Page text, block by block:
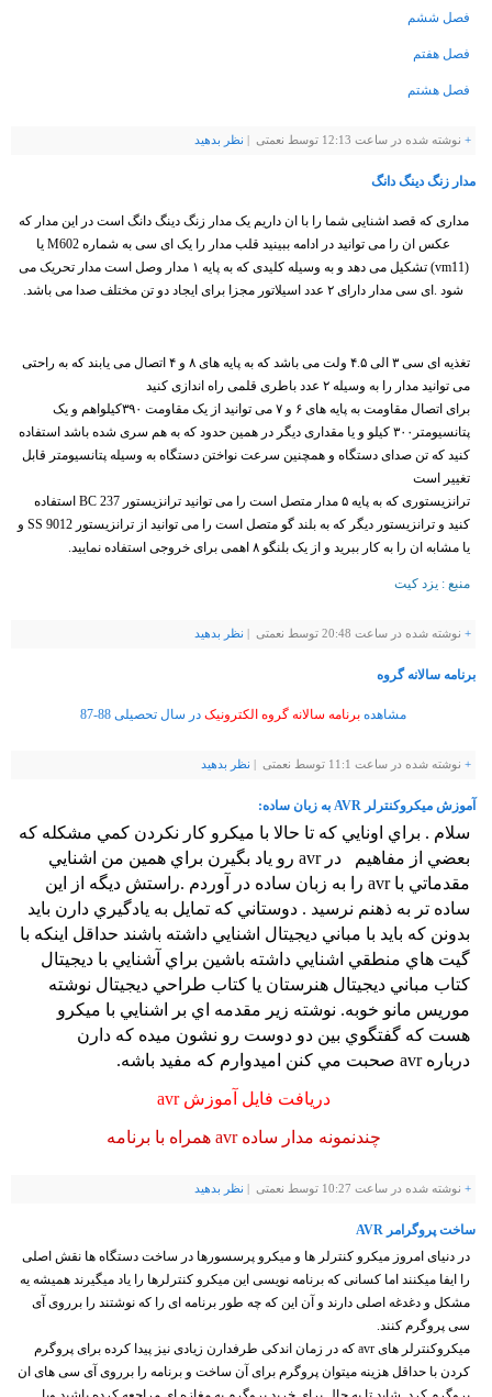
فصل ششم
فصل هفتم
فصل هشتم
+ نوشته شده در ساعت 12:13 توسط نعمتی | نظر بدهيد
مدار زنگ دینگ دانگ
مداری که قصد اشنایی شما را با ان داریم یک مدار زنگ دینگ دانگ است در این مدار که
عکس ان را می توانید در ادامه ببینید قلب مدار را یک ای سی به شماره M602 یا
(vm11) تشکیل می دهد و به وسیله کلیدی که به پایه ۱ مدار وصل است مدار تحریک می
شود .ای سی مدار دارای ۲ عدد اسیلاتور مجزا برای ایجاد دو تن مختلف صدا می باشد.
تغذیه ای سی ۳ الی ۴.۵ ولت می باشد که به پایه های ۸ و ۴ اتصال می یابند که به راحتی
می توانید مدار را به وسیله ۲ عدد باطری قلمی راه اندازی کنید
برای اتصال مقاومت به پایه های ۶ و ۷ می توانید از یک مقاومت ۳۹۰کیلواهم و یک
پتانسیومتر۳۰۰ کیلو و یا مقداری دیگر در همین حدود که به هم سری شده باشد استفاده
کنید که تن صدای دستگاه و همچنین سرعت نواختن دستگاه به وسیله پتانسیومتر قابل
تغییر است
ترانزیستوری که به پایه ۵ مدار متصل است را می توانید ترانزیستور BC 237 استفاده
کنید و ترانزیستور دیگر که به بلند گو متصل است را می توانید از ترانزیستور SS 9012 و
یا مشابه ان را به کار ببرید و از یک بلنگو ۸ اهمی برای خروجی استفاده نمایید.
منبع : یزد کیت
+ نوشته شده در ساعت 20:48 توسط نعمتی | نظر بدهيد
برنامه سالانه گروه
مشاهده برنامه سالانه گروه الکترونیک در سال تحصیلی 88-87
+ نوشته شده در ساعت 11:1 توسط نعمتی | نظر بدهيد
آموزش ميكروكنترلر AVR به زبان ساده:
سلام . براي اونايي كه تا حالا با ميكرو كار نكردن كمي مشكله كه
بعضي از مفاهيم در avr رو ياد بگيرن براي همين من اشنايي
مقدماتي با avr
را به زبان ساده در آوردم .راستش ديگه از اين
ساده تر به ذهنم نرسيد . دوستاني كه تمايل به يادگيري دارن بايد
بدونن كه بايد با مباني ديجيتال اشنايي داشته باشند حداقل اينكه با
گيت هاي منطقي اشنايي داشته باشين براي آشنايي با ديجيتال
كتاب مباني ديجيتال هنرستان يا كتاب طراحي ديجيتال نوشته
موريس مانو خوبه. نوشته زير مقدمه اي بر اشنايي با ميكرو
هست كه گفتگوي بين دو دوست رو نشون ميده كه دارن
درباره avr
صحبت مي كنن اميدوارم كه مفيد باشه.
دریافت فایل آموزش avr
چندنمونه مدار ساده avr همراه با برنامه
+ نوشته شده در ساعت 10:27 توسط نعمتی | نظر بدهيد
ساخت پروگرامر AVR
در دنیای امروز میکرو کنترلر ها و میکرو پرسسورها در ساخت دستگاه ها نقش اصلی
را ایفا میکنند اما کسانی که برنامه نویسی این میکرو کنترلرها را یاد میگیرند همیشه یه
مشکل و دغدغه اصلی دارند و آن این که چه طور برنامه ای را که نوشتند را برروی آی
سی پروگرم کنند.
میکروکنترلر های avr که در زمان اندکی طرفدارن زیادی نیز پیدا کرده برای پروگرم
کردن با حداقل هزینه میتوان پروگرم برای آن ساخت و برنامه را برروی آی سی های ان